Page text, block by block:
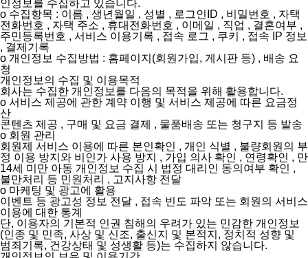
인정보를 수집하고 있습니다.
ο 수집항목 : 이름 , 생년월일 , 성별 , 로그인ID , 비밀번호 , 자택
전화번호 , 자택 주소 , 휴대전화번호 , 이메일 , 직업 , 결혼여부 ,
주민등록번호 , 서비스 이용기록 , 접속 로그 , 쿠키 , 접속 IP 정보
, 결제기록
ο 개인정보 수집방법 : 홈페이지(회원가입, 게시판 등) , 배송 요
청
개인정보의 수집 및 이용목적
회사는 수집한 개인정보를 다음의 목적을 위해 활용합니다.
ο 서비스 제공에 관한 계약 이행 및 서비스 제공에 따른 요금정
산
콘텐츠 제공 , 구매 및 요금 결제 , 물품배송 또는 청구지 등 발송
ο 회원 관리
회원제 서비스 이용에 따른 본인확인 , 개인 식별 , 불량회원의 부
정 이용 방지와 비인가 사용 방지 , 가입 의사 확인 , 연령확인 , 만
14세 미만 아동 개인정보 수집 시 법정 대리인 동의여부 확인 ,
불만처리 등 민원처리 , 고지사항 전달
ο 마케팅 및 광고에 활용
이벤트 등 광고성 정보 전달 , 접속 빈도 파악 또는 회원의 서비스
이용에 대한 통계
단, 이용자의 기본적 인권 침해의 우려가 있는 민감한 개인정보
(인종 및 민족, 사상 및 신조, 출신지 및 본적지, 정치적 성향 및
범죄기록, 건강상태 및 성생활 등)는 수집하지 않습니다.